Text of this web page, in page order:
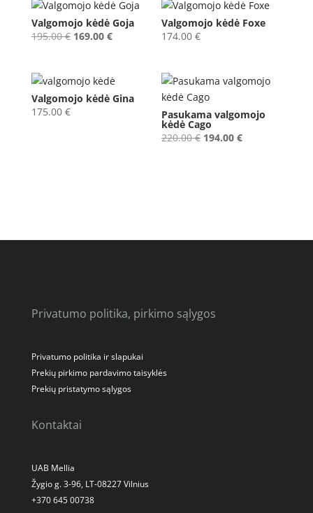
195.00 €.169.00 €.
195.00 €.169.00 €.
Valgomojo kėdė Goja
195.00€ Original
195.00 €.
169.00 €Current
169.00 €.
Valgomojo kėdė Foxe
174.00€
Valgomojo kėdė Gina
175.00 € Pasukama valgomojo
kėdė Cago
220.00€ Original
194.00€Current
Privatumo politika, pirkimo sąlygos
Privatumo politika ir slapukai
Prekių pirkimo pardavimo taisyklės
Prekių pristatymo sąlygos
Kontaktai
UAB Mellia
Žygio g. 3-96, LT-08227 Vilnius
+370 645 00738